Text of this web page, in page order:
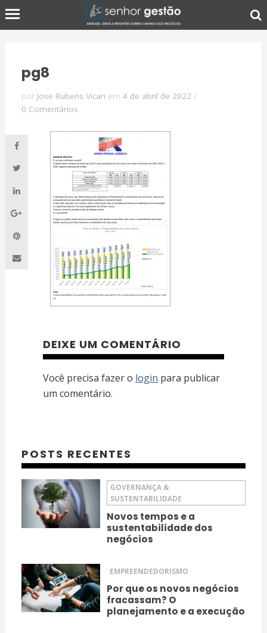
pg8
por Jose Rubens Vicari em 4 de abril de 2022 /
0 Comentários
DEIXE UM COMENTÁRIO
Você precisa fazer o login para publicar
um comentário.
POSTS RECENTES
GOVERNANÇA &
SUSTENTABILIDADE
Novos tempos e a
sustentabilidade dos
negócios
EMPREENDEDORISMO
Por que os novos negócios
fracassam? O
planejamento e a execução